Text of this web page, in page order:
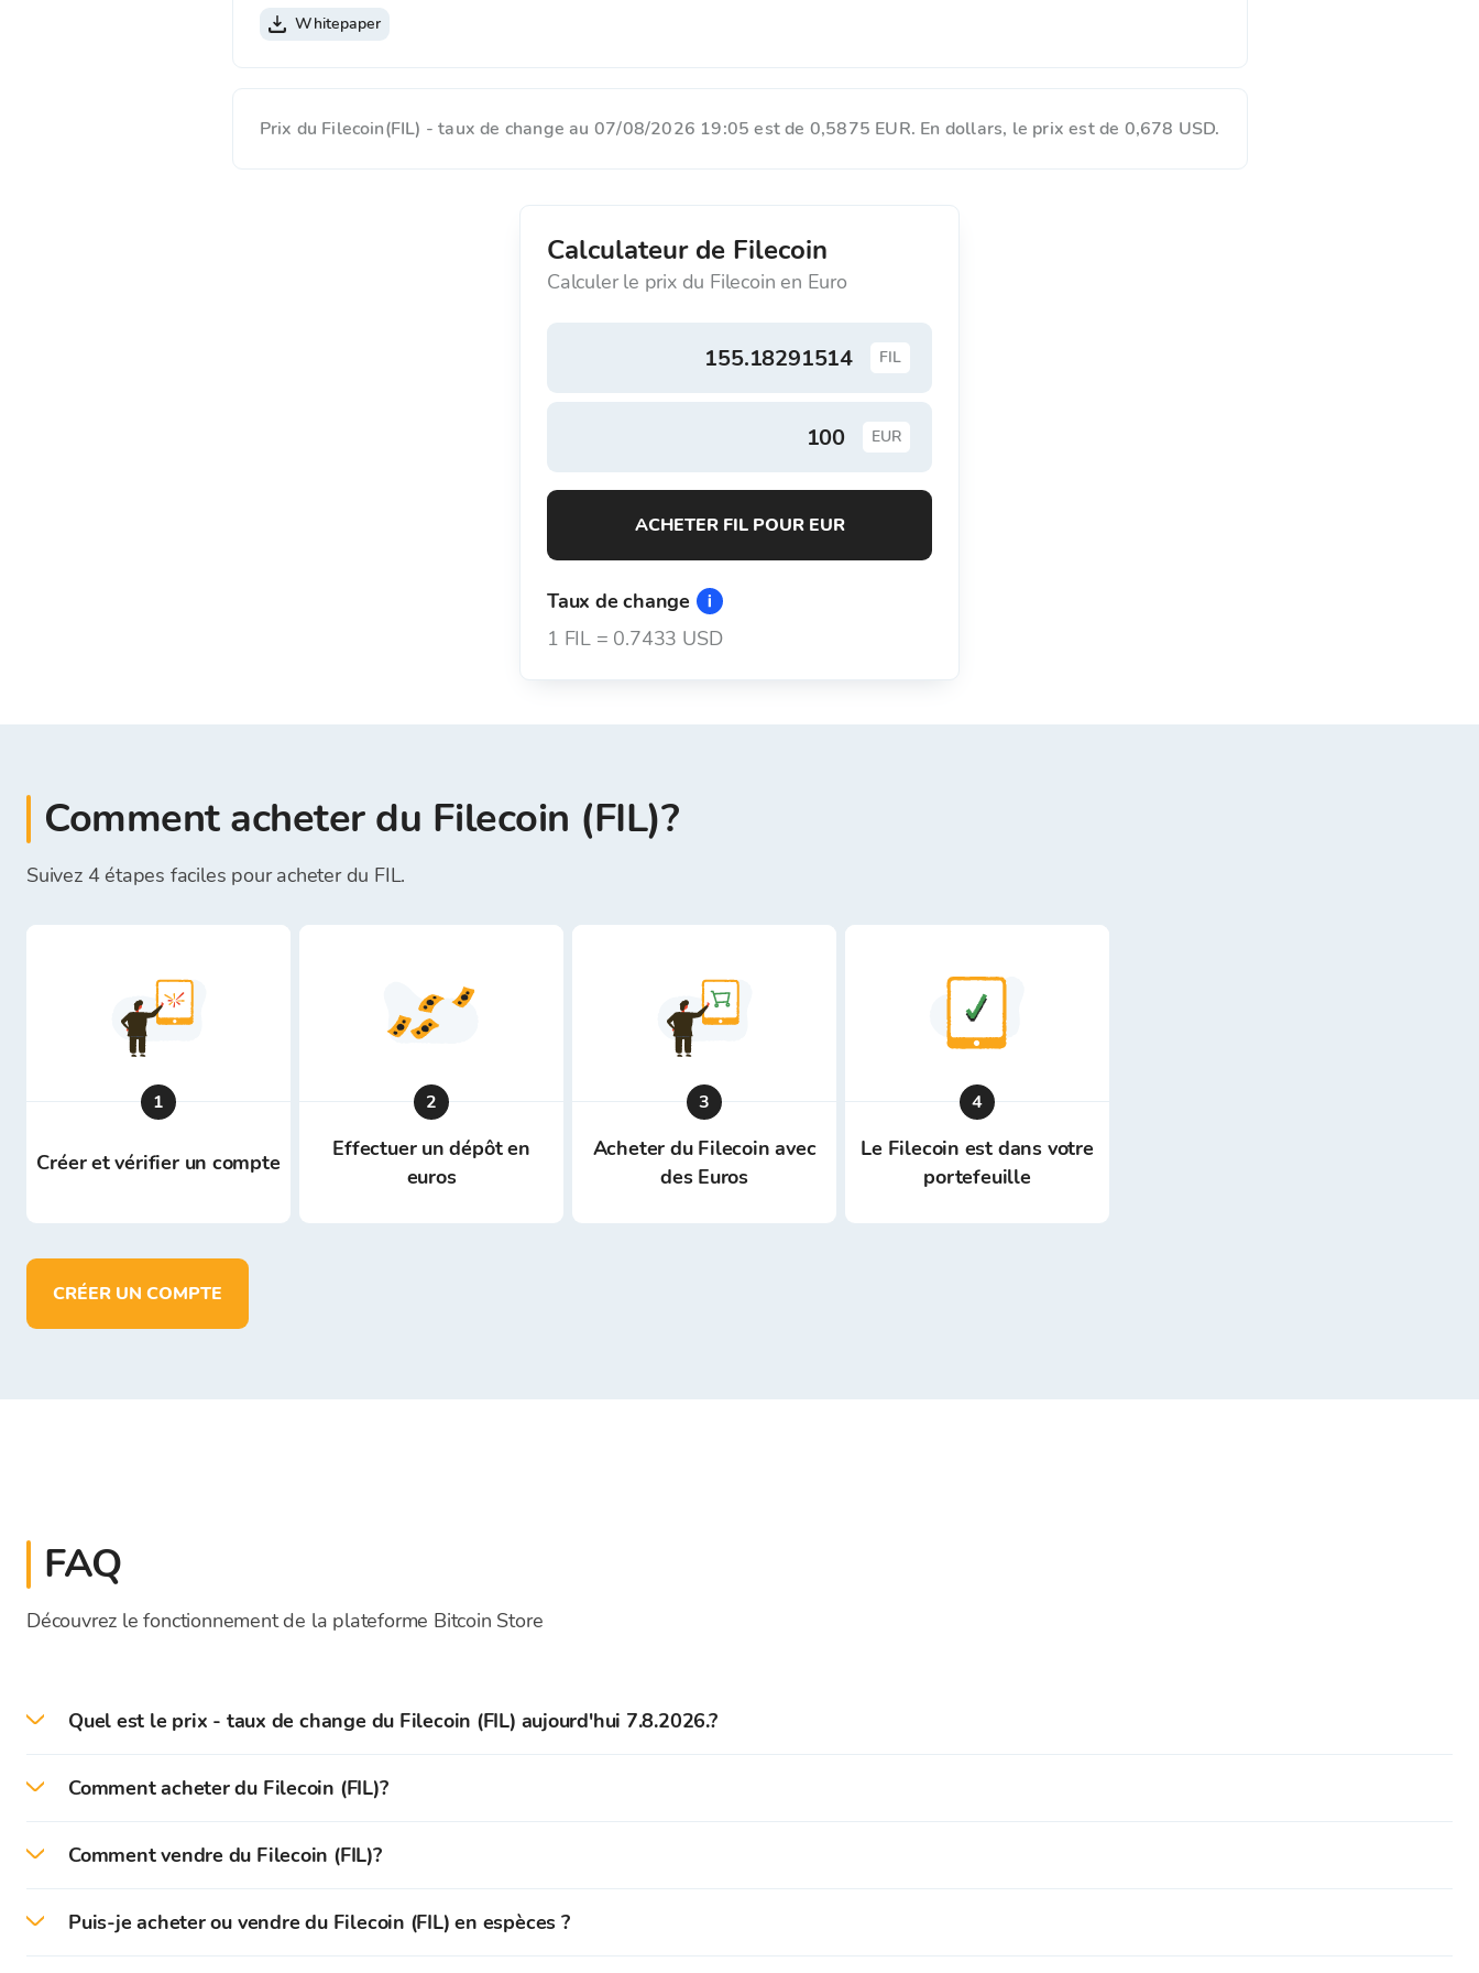
Whitepaper
Prix du Filecoin(FIL) - taux de change au 07/08/2026 19:05 est de 0,5875 EUR. En dollars, le prix est de 0,678 USD.
Calculateur de Filecoin
Calculer le prix du Filecoin en Euro
FIL
EUR
ACHETER FIL POUR EUR
Taux de change
1 FIL = 0.7433 USD
Comment acheter du Filecoin (FIL)?
Suivez 4 étapes faciles pour acheter du FIL.
1
Créer et vérifier un compte
2
Effectuer un dépôt en
euros
3
Acheter du Filecoin avec
des Euros
4
Le Filecoin est dans votre
portefeuille
CRÉER UN COMPTE
FAQ
Découvrez le fonctionnement de la plateforme Bitcoin Store
Quel est le prix - taux de change du Filecoin (FIL) aujourd'hui 7.8.2026.?
Comment acheter du Filecoin (FIL)?
Après une vérification réussie, vous pouvez déposer des fonds (EUR) sur votre portefeuille Bitcoin Store.
Comment vendre du Filecoin (FIL)?
Puis-je acheter ou vendre du Filecoin (FIL) en espèces ?